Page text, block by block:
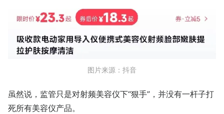
图片来源：抖音
虽然说，监管只是对射频美容仪下“狠手”，并没有一杆子打
死所有美容仪产品。